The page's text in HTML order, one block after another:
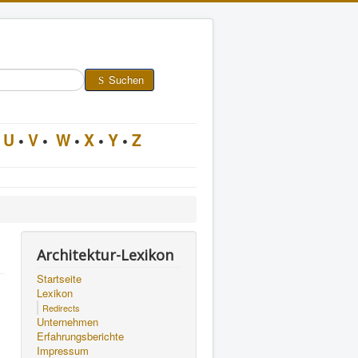
Suchen
U • V • W • X • Y • Z
Architektur-Lexikon
Startseite
Lexikon
Redirects
Unternehmen
Erfahrungsberichte
Impressum